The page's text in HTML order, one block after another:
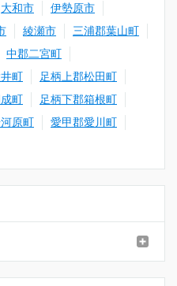
大和市
伊勢原市
綾瀬市
三浦郡葉山町
中郡二宮町
町
足柄上郡松田町
町
足柄下郡箱根町
原町
愛甲郡愛川町